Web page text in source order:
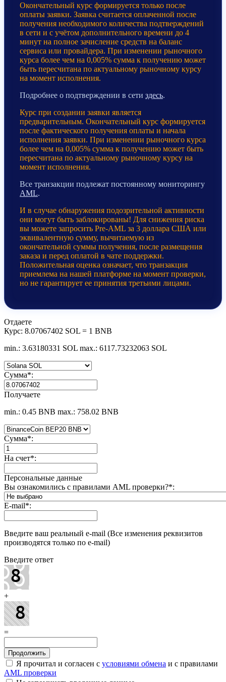
Окончательный курс формируется только после
оплаты заявки. Заявка считается оплаченной после
получения необходимого количества подтверждений
в сети и с учётом дополнительного времени до 4
минут на полное зачисление средств на баланс
сервиса или провайдера. При изменении рыночного
курса более чем на 0,005% сумма к получению может
быть пересчитана по актуальному рыночному курсу
на момент исполнения.
Подробнее о подтверждении в сети здесь.
Курс при создании заявки является
предварительным. Окончательный курс формируется
после фактического получения оплаты и начала
исполнения заявки. При изменении рыночного курса
более чем на 0,005% сумма к получению может быть
пересчитана по актуальному рыночному курсу на
момент исполнения.
Все транзакции подлежат постоянному мониторингу
AML.
И в случае обнаружения подозрительной активности
они могут быть заблокированы! Для снижения риска
вы можете запросить Pre-AML за 3 доллара США или
эквивалентную сумму, вычитаемую из
окончательной суммы получения, после размещения
заказа и перед оплатой в чате поддержки.
Положительная оценка означает, что транзакция
приемлема на нашей платформе на момент проверки,
но не гарантирует ее принятия третьими лицами.
Отдаете
Курс: 8.07067402 SOL = 1 BNB
min.: 3.63180331 SOL max.: 6117.73232063 SOL
Сумма*:
Получаете
min.: 0.45 BNB max.: 758.02 BNB
Сумма*:
На счет*:
Персональные данные
Вы ознакомились с правилами AML проверки?*:
E-mail*:
Введите ваш реальный e-mail (Все изменения реквизитов
производятся только по e-mail)
Введите ответ
+
=
Я прочитал и согласен с условиями обмена и с правилами
AML проверки